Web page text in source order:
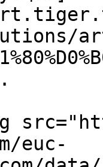
euc-